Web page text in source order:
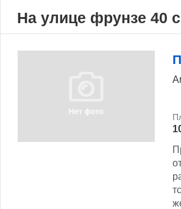
На улице фрунзе 40